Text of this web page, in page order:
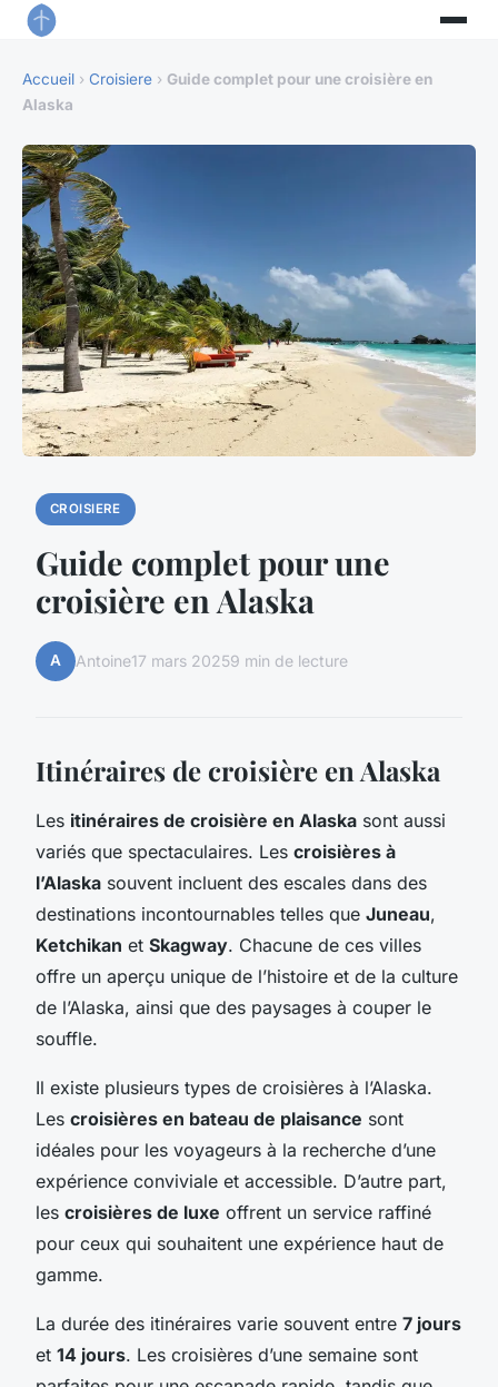
Accueil › Croisiere › Guide complet pour une croisière en
Alaska
CROISIERE
Guide complet pour une
croisière en Alaska
A Antoine17 mars 20259 min de lecture
Itinéraires de croisière en Alaska
Les itinéraires de croisière en Alaska sont aussi
variés que spectaculaires. Les croisières à
l’Alaska souvent incluent des escales dans des
destinations incontournables telles que Juneau,
Ketchikan et Skagway. Chacune de ces villes
offre un aperçu unique de l’histoire et de la culture
de l’Alaska, ainsi que des paysages à couper le
souffle.
Il existe plusieurs types de croisières à l’Alaska.
Les croisières en bateau de plaisance sont
idéales pour les voyageurs à la recherche d’une
expérience conviviale et accessible. D’autre part,
les croisières de luxe offrent un service raffiné
pour ceux qui souhaitent une expérience haut de
gamme.
La durée des itinéraires varie souvent entre 7 jours
et 14 jours. Les croisières d’une semaine sont